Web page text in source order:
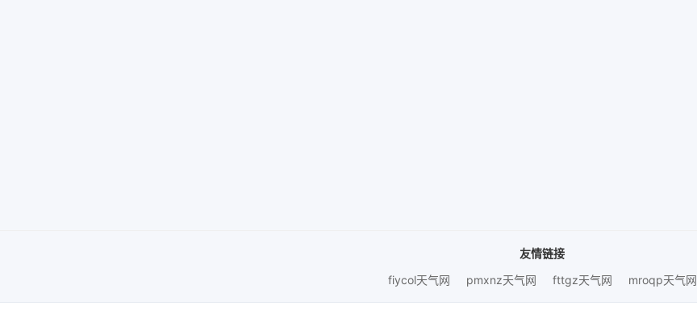
友情链接
fiycol天气网
pmxnz天气网 fttgz天气网 mroqp天气网